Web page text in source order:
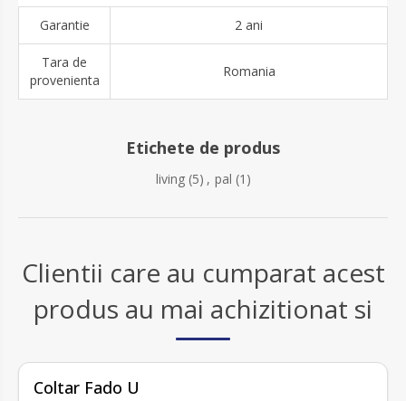
Garantie 2 ani
Tara de
provenienta
Romania
Etichete de produs
living (5) , pal (1)
Clientii care au cumparat acest
produs au mai achizitionat si
Coltar Fado U